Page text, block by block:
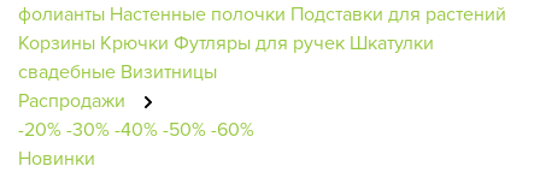
фолианты Настенные полочки Подставки для растений
Корзины Крючки Футляры для ручек Шкатулки
свадебные Визитницы
Распродажи
-20%-30%-40%-50%-60%
Новинки